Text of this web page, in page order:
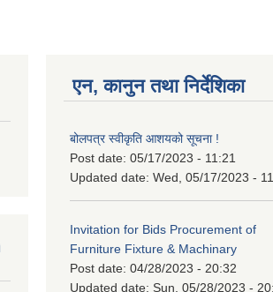
एन, कानुन तथा निर्देशिका
बोलपत्र स्वीकृति आशयको सूचना !
Post date: 05/17/2023 - 11:21
Updated date: Wed, 05/17/2023 -
Invitation for Bids Procurement of
Furniture Fixture & Machinary
Post date: 04/28/2023 - 20:32
Updated date: Sun, 05/28/2023 -